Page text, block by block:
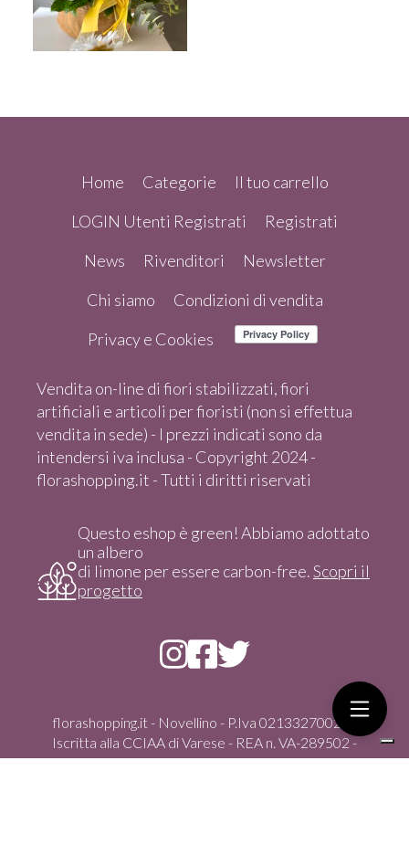
Home Categorie
Il tuo carrello
LOGIN Utenti Registrati
Registrati
News
Rivenditori
Newsletter
Chi siamo
Condizioni di vendita
Privacy e Cookies
Vendita on-line di fiori stabilizzati, fiori
artificiali e articoli per fioristi (non si effettua
vendita in sede) - I prezzi indicati sono da
intendersi iva inclusa - Copyright 2024 -
florashopping.it - Tutti i diritti riservati
Questo eshop è green! Abbiamo adottato
un albero
di limone per essere carbon-free.Scopri il
progetto
florashopping.it - Novellino - P.Iva 02133270021 -
Iscritta alla CCIAA di Varese - REA n. VA-289502 -
Copyright 2024 - Tutti i diritti riservati